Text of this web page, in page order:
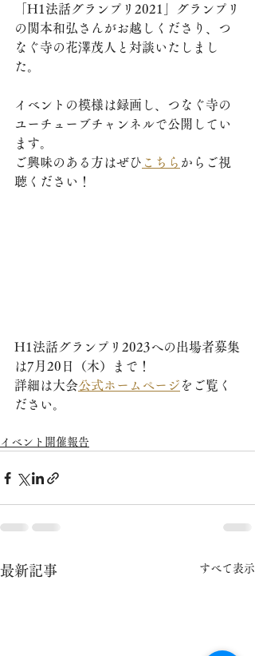
「H1法話グランプリ2021」グランプリ
の関本和弘さんがお越しくださり、つ
なぐ寺の花澤茂人と対談いたしまし
た。
イベントの模様は録画し、つなぐ寺の
ユーチューブチャンネルで公開してい
ます。
ご興味のある方はぜひ こちら からご視
聴ください！
H1法話グランプリ2023への出場者募集
は7月20日（木）まで！
詳細は大会公式ホームページ をご覧く
ださい。
イベント開催報告
最新記事 すべて表示